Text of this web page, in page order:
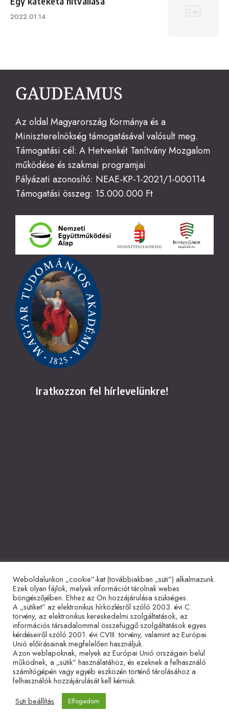
Published
2022.01.14.
Az oldal Magyarország Kormánya és a
Miniszterelnökség támogatásával valósult meg.
Támogatási cél: A Hetvenkét Tanítvány Mozgalom
működése és szakmai programjai
Pályázati azonosító: NEAE-KP-1-2021/1-000114
Támogatási összeg: 15.000.000 Ft
Iratkozzon fel hírlevelünkre!
Együttműködő partnerek
Adatvédelmi tájékoztató Impresszum Sütitájékoztató
© 2026 Hetvenkét Tanítvány Mozgalom
Weboldalunkon „cookie”-kat (továbbiakban „süti”) alkalmazunk.
Ezek olyan fájlok, melyek információt tárolnak webes
böngészőjében. Ehhez az Ön hozzájárulása szükséges.
A „sütiket” az elektronikus hírközlésről szóló 2003. évi C.
törvény, az elektronikus kereskedelmi szolgáltatások, az
információs társadalommal összefüggő szolgáltatások egyes
kérdéseiről szóló 2001. évi CVIII. törvény, valamint az Európai
Unió előírásainak megfelelően használjuk.
Azon weblapoknak, melyek az Európai Unió országain belül
működnek, a „sütik” használatához, és ezeknek a felhasználó
számítógépén vagy egyéb eszközén történő tárolásához a
felhasználók hozzájárulását kell kérniük.
Süti beállítás
Elfogadom